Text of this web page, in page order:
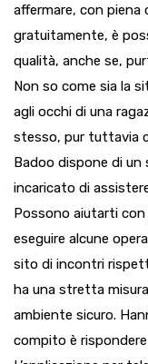
affermare, con
gratuitamente, è
qualità, anche se,
Non so come sia la
agli occhi di una
stesso, pur tuttavia
Badoo dispone di un
incaricato di
Possono aiutarti
eseguire alcune
sito di incontri
ha una stretta
ambiente sicuro.
compito è